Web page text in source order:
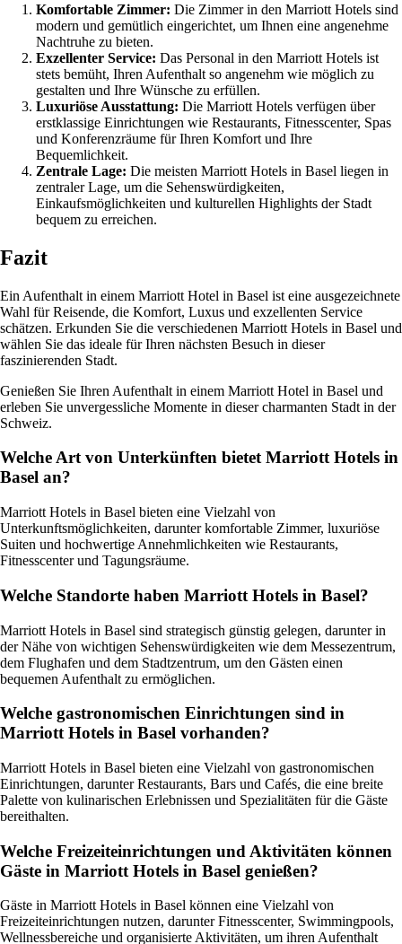
Komfortable Zimmer: Die Zimmer in den Marriott Hotels sind
modern und gemütlich eingerichtet, um Ihnen eine angenehme
Nachtruhe zu bieten.
Exzellenter Service: Das Personal in den Marriott Hotels ist
stets bemüht, Ihren Aufenthalt so angenehm wie möglich zu
gestalten und Ihre Wünsche zu erfüllen.
Luxuriöse Ausstattung: Die Marriott Hotels verfügen über
erstklassige Einrichtungen wie Restaurants, Fitnesscenter, Spas
und Konferenzräume für Ihren Komfort und Ihre
Bequemlichkeit.
Zentrale Lage: Die meisten Marriott Hotels in Basel liegen in
zentraler Lage, um die Sehenswürdigkeiten,
Einkaufsmöglichkeiten und kulturellen Highlights der Stadt
bequem zu erreichen.
Fazit
Ein Aufenthalt in einem Marriott Hotel in Basel ist eine ausgezeichnete
Wahl für Reisende, die Komfort, Luxus und exzellenten Service
schätzen. Erkunden Sie die verschiedenen Marriott Hotels in Basel und
wählen Sie das ideale für Ihren nächsten Besuch in dieser
faszinierenden Stadt.
Genießen Sie Ihren Aufenthalt in einem Marriott Hotel in Basel und
erleben Sie unvergessliche Momente in dieser charmanten Stadt in der
Schweiz.
Welche Art von Unterkünften bietet Marriott Hotels in
Basel an?
Marriott Hotels in Basel bieten eine Vielzahl von
Unterkunftsmöglichkeiten, darunter komfortable Zimmer, luxuriöse
Suiten und hochwertige Annehmlichkeiten wie Restaurants,
Fitnesscenter und Tagungsräume.
Welche Standorte haben Marriott Hotels in Basel?
Marriott Hotels in Basel sind strategisch günstig gelegen, darunter in
der Nähe von wichtigen Sehenswürdigkeiten wie dem Messezentrum,
dem Flughafen und dem Stadtzentrum, um den Gästen einen
bequemen Aufenthalt zu ermöglichen.
Welche gastronomischen Einrichtungen sind in
Marriott Hotels in Basel vorhanden?
Marriott Hotels in Basel bieten eine Vielzahl von gastronomischen
Einrichtungen, darunter Restaurants, Bars und Cafés, die eine breite
Palette von kulinarischen Erlebnissen und Spezialitäten für die Gäste
bereithalten.
Welche Freizeiteinrichtungen und Aktivitäten können
Gäste in Marriott Hotels in Basel genießen?
Gäste in Marriott Hotels in Basel können eine Vielzahl von
Freizeiteinrichtungen nutzen, darunter Fitnesscenter, Swimmingpools,
Wellnessbereiche und organisierte Aktivitäten, um ihren Aufenthalt